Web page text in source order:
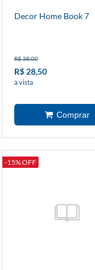
Decor Home Book 7
R$ 38,00
R$ 28,50
à vista
-15% OFF